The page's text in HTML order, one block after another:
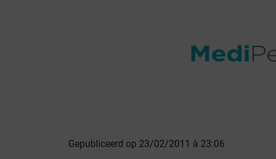
Gepubliceerd op 23/02/2011 à 23:06